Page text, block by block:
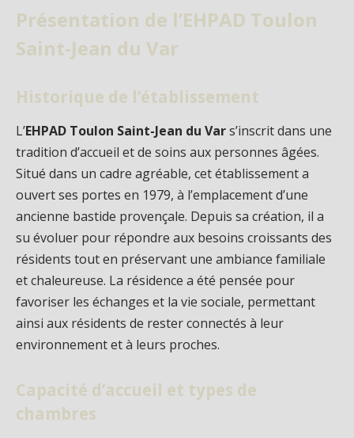
Présentation de l’EHPAD Toulon
Saint-Jean du Var
Historique de l’établissement
L’EHPAD Toulon Saint-Jean du Vars’inscrit dans une
tradition d’accueil et de soins aux personnes âgées.
Situé dans un cadre agréable, cet établissement a
ouvert ses portes en 1979, à l’emplacement d’une
ancienne bastide provençale. Depuis sa création, il a
su évoluer pour répondre aux besoins croissants des
résidents tout en préservant une ambiance familiale
et chaleureuse. La résidence a été pensée pour
favoriser les échanges et la vie sociale, permettant
ainsi aux résidents de rester connectés à leur
environnement et à leurs proches.
Capacité d’accueil et types de
chambres